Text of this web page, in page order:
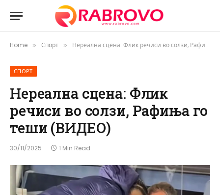
Home » Спорт » Нереална сцена: Флик речиси во солзи, Рафиња го теши (ВИДЕО)
СПОРТ
Нереална сцена: Флик
речиси во солзи, Рафиња го
теши (ВИДЕО)
30/11/2025 1 Min Read